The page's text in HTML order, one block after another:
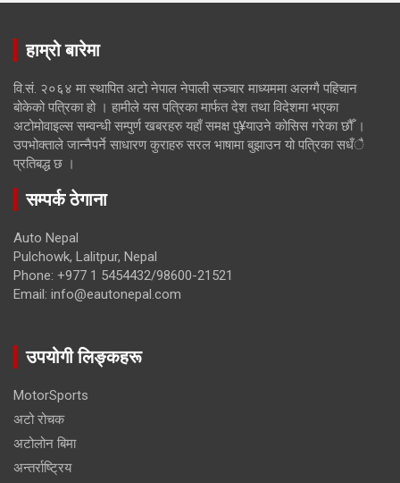
हाम्रो बारेमा
वि.सं. २०६४ मा स्थापित अटो नेपाल नेपाली सञ्चार माध्यममा अलग्गै पहिचान
बोकेको पत्रिका हो । हामीले यस पत्रिका मार्फत देश तथा विदेशमा भएका
अटोमोवाइल्स सम्वन्धी सम्पुर्ण खबरहरु यहाँ समक्ष पु¥याउने कोसिस गरेका छौँ ।
उपभोक्ताले जान्नैपर्ने साधारण कुराहरु सरल भाषामा बुझाउन यो पत्रिका सधँै
प्रतिबद्ध छ ।
सम्पर्क ठेगाना
Auto Nepal
Pulchowk, Lalitpur, Nepal
Phone: +977 1 5454432/98600-21521
Email: info@eautonepal.com
उपयोगी लिङ्कहरू
MotorSports
अटो रोचक
अटोलोन बिमा
अन्तर्राष्ट्रिय